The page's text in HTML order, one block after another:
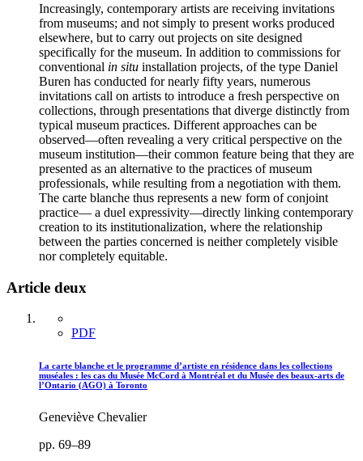
Increasingly, contemporary artists are receiving invitations
from museums; and not simply to present works produced
elsewhere, but to carry out projects on site designed
specifically for the museum. In addition to commissions for
conventional in situ installation projects, of the type Daniel
Buren has conducted for nearly fifty years, numerous
invitations call on artists to introduce a fresh perspective on
collections, through presentations that diverge distinctly from
typical museum practices. Different approaches can be
observed—often revealing a very critical perspective on the
museum institution—their common feature being that they are
presented as an alternative to the practices of museum
professionals, while resulting from a negotiation with them.
The carte blanche thus represents a new form of conjoint
practice— a duel expressivity—directly linking contemporary
creation to its institutionalization, where the relationship
between the parties concerned is neither completely visible
nor completely equitable.
Article deux
PDF
La carte blanche et le programme d’artiste en résidence dans les collections
muséales : les cas du Musée McCord à Montréal et du Musée des beaux-arts de
l’Ontario (AGO) à Toronto
Geneviève Chevalier
pp. 69–89